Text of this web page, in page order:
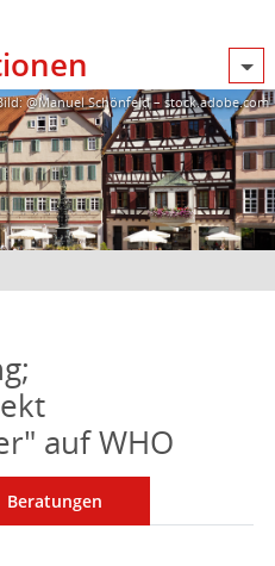
@Manuel Schönfeld – stock.adobe.com
auf WHO
Beratungen